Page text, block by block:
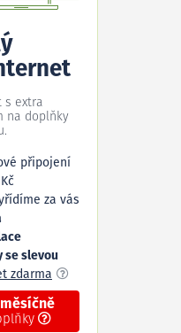
s extra
na doplňky
připojení
za vás
se slevou
zdarma